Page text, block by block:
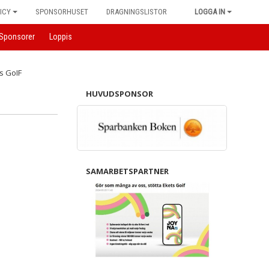
SPONSORHUSET DRAGNINGSLISTOR LOGGA IN
Loppis
HUVUDSPONSOR
SAMARBETSPARTNER